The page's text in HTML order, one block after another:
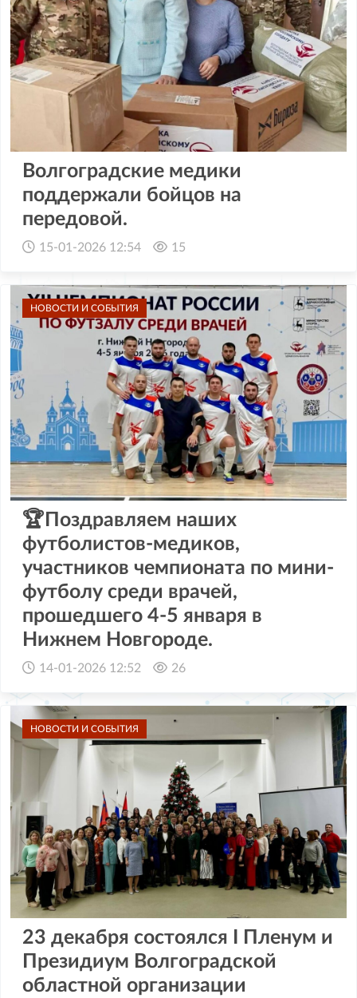
Волгоградские медики
поддержали бойцов на
передовой.
15-01-2026 12:54 15
НОВОСТИ И СОБЫТИЯ
🏆Поздравляем наших
футболистов-медиков,
участников чемпионата по мини-
футболу среди врачей,
прошедшего 4-5 января в
Нижнем Новгороде.
14-01-2026 12:52 26
НОВОСТИ И СОБЫТИЯ
23 декабря состоялся I Пленум и
Президиум Волгоградской
областной организации